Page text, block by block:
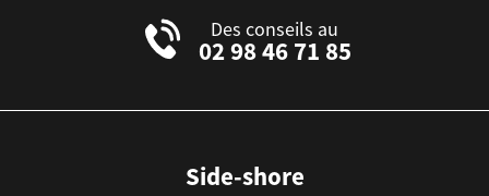
Des conseils au
02 98 46 71 85
Side-shore